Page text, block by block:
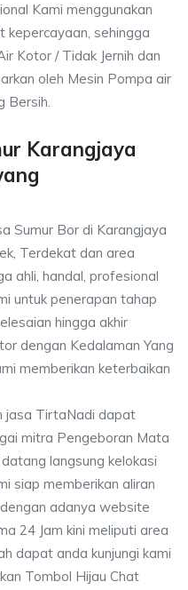
Kami menggunakan
kepercayaan, sehingga
Kotor / Tidak Jernih dan
oleh Mesin Pompa air
Bersih.
Karangjaya
Sumur Bor di Karangjaya
Terdekat dan area
ahli, handal, profesional
untuk penerapan tahap
hingga akhir
dengan Kedalaman Yang
memberikan keterbaikan
jasa TirtaNadi dapat
mitra Pengeboran Mata
langsung kelokasi
siap memberikan aliran
adanya website
24 Jam kini meliputi area
dapat anda kunjungi kami
Tombol Hijau Chat